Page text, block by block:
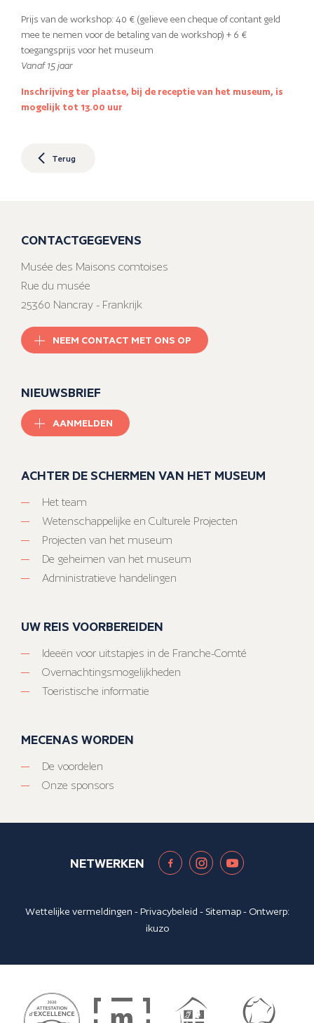
Prijs van de workshop: 40 € (gelieve een cheque of contant geld
mee te nemen voor de betaling van de workshop) + 6 €
toegangsprijs voor het museum
Vanaf 15 jaar
Inschrijving ter plaatse, bij de receptie van het museum, is
mogelijk tot 13.00 uur
Terug
CONTACTGEGEVENS
Musée des Maisons comtoises
Rue du musée
25360 Nancray - Frankrijk
NEEM CONTACT MET ONS OP
NIEUWSBRIEF
AANMELDEN
ACHTER DE SCHERMEN VAN HET MUSEUM
Het team
Wetenschappelijke en Culturele Projecten
Projecten van het museum
De geheimen van het museum
Administratieve handelingen
UW REIS VOORBEREIDEN
Ideeën voor uitstapjes in de Franche-Comté
Overnachtingsmogelijkheden
Toeristische informatie
MECENAS WORDEN
De voordelen
Onze sponsors
NETWERKEN
Wettelijke vermeldingen -Privacybeleid - Sitemap- Ontwerp:
ikuzo